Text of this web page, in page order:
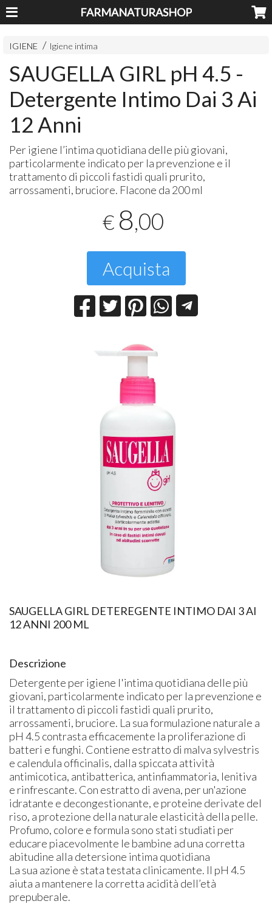
FARMANATURASHOP
IGIENE Igiene intima
SAUGELLA GIRL pH 4.5 -
Detergente Intimo Dai 3 Ai
12 Anni
Per igiene l’intima quotidiana delle più giovani,
particolarmente indicato per la prevenzione e il
trattamento di piccoli fastidi quali prurito,
arrossamenti, bruciore. Flacone da 200 ml
€ 8,00
Acquista
SAUGELLA GIRL DETEREGENTE INTIMO DAI 3 AI
12 ANNI 200 ML
Descrizione
Detergente per igiene l'intima quotidiana delle più
giovani, particolarmente indicato per la prevenzione e
il trattamento di piccoli fastidi quali prurito,
arrossamenti, bruciore. La sua formulazione naturale a
pH 4.5 contrasta efficacemente la proliferazione di
batteri e funghi. Contiene estratto di malva sylvestris
e calendula officinalis, dalla spiccata attività
antimicotica, antibatterica, antinfiammatoria, lenitiva
e rinfrescante. Con estratto di avena, per un'azione
idratante e decongestionante, e proteine derivate del
riso, a protezione della naturale elasticità della pelle.
Profumo, colore e formula sono stati studiati per
educare piacevolmente le bambine ad una corretta
abitudine alla detersione intima quotidiana
La sua azione è stata testata clinicamente. Il pH 4.5
aiuta a mantenere la corretta acidità dell’età
prepuberale.